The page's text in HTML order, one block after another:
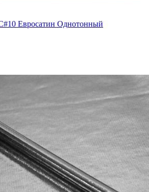
Евросатин Однотонный